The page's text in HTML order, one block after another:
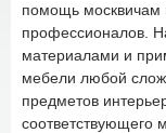
помощь москвичам
профессионалов.
материалами и
мебели любой
предметов
соответствующего